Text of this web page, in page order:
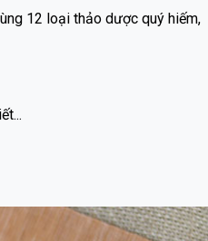
12 loại thảo dược quý hiếm,
thời tiết...